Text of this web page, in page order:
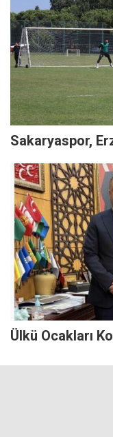
Sakaryaspor,
Ülkü Ocakları